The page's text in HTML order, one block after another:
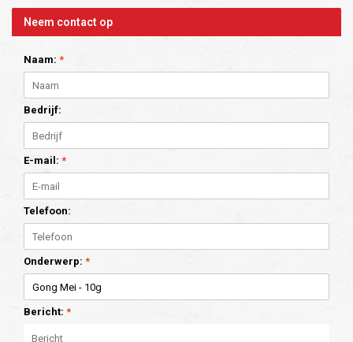
Neem contact op
Naam: *
Bedrijf:
E-mail: *
Telefoon:
Onderwerp: *
Bericht: *